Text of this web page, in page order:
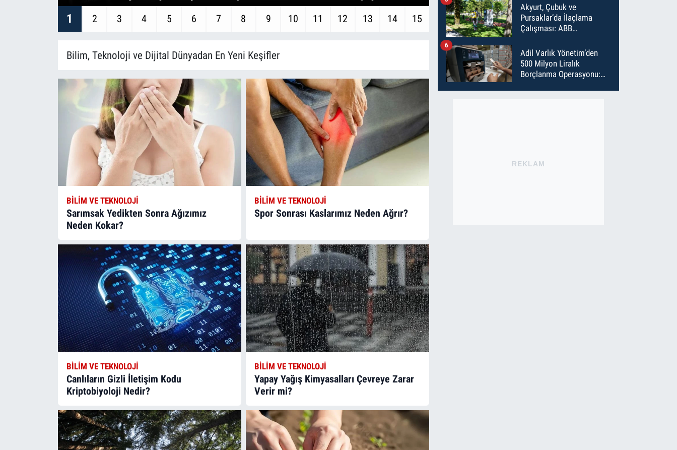
1 2 3 4 5 6 7 8 9 10 11 12 13 14 15
Bilim, Teknoloji ve Dijital Dünyadan En Yeni Keşifler
BILIM VE TEKNOLOJI
Sarımsak Yedikten Sonra Ağızımız
Neden Kokar?
BILIM VE TEKNOLOJI
Spor Sonrası Kaslarımız Neden Ağrır?
BILIM VE TEKNOLOJI
Canlıların Gizli İletişim Kodu
Kriptobiyoloji Nedir?
BILIM VE TEKNOLOJI
Yapay Yağış Kimyasalları Çevreye Zarar
Verir mi?
Akyurt, Çubuk ve
Pursaklar’da İlaçlama
Çalışması: ABB
İlaçladı
Adil Varlık Yönetim’den
500 Milyon Liralık
Borçlanma Operasyonu:
6
REKLAM